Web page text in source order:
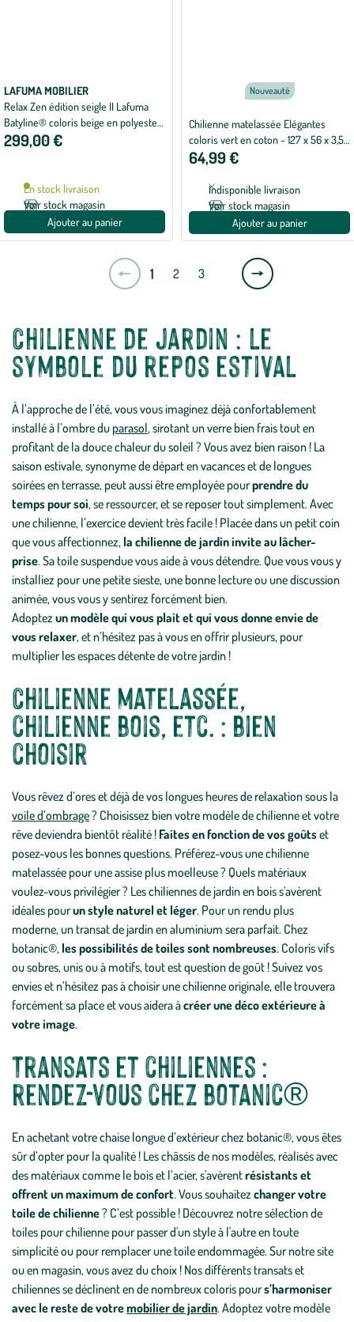
LAFUMA MOBILIER
Relax Zen édition seigle II Lafuma
Batyline® coloris beige en polyester
- 68 x 88 x 115 cm
299,00 €
En stock livraison
Voir stock magasin
Ajouter au panier
Nouveauté
Chilienne matelassée Elégantes
coloris vert en coton - 127 x 56 x 3,5
cm
64,99 €
Indisponible livraison
Voir stock magasin
Ajouter au panier
1 2 3
Page
suivante
Chilienne de jardin : le
symbole du repos estival
À l’approche de l’été, vous vous imaginez déjà confortablement
installé à l’ombre du parasol, sirotant un verre bien frais tout en
profitant de la douce chaleur du soleil ? Vous avez bien raison ! La
saison estivale, synonyme de départ en vacances et de longues
soirées en terrasse, peut aussi être employée pourprendre du
temps pour soi, se ressourcer, et se reposer tout simplement. Avec
une chilienne, l’exercice devient très facile ! Placée dans un petit coin
que vous affectionnez, la chilienne de jardin invite au lâcher-
prise. Sa toile suspendue vous aide à vous détendre. Que vous vous y
installiez pour une petite sieste, une bonne lecture ou une discussion
animée, vous vous y sentirez forcément bien.
Adoptezun modèle qui vous plait et qui vous donne envie de
vous relaxer, et n’hésitez pas à vous en offrir plusieurs, pour
multiplier les espaces détente de votre jardin !
Chilienne matelassée,
chilienne bois, etc. : bien
choisir
Vous rêvez d’ores et déjà de vos longues heures de relaxation sous la
voile d’ombrage? Choisissez bien votre modèle de chilienne et votre
rêve deviendra bientôt réalité ! Faites en fonction de vos goûtset
posez-vous les bonnes questions. Préférez-vous une chilienne
matelassée pour une assise plus moelleuse ? Quels matériaux
voulez-vous privilégier ? Les chiliennes de jardin en bois s'avèrent
idéales pourun style naturel et léger. Pour un rendu plus
moderne, un transat de jardin en aluminium sera parfait. Chez
botanic®, les possibilités de toiles sont nombreuses. Coloris vifs
ou sobres, unis ou à motifs, tout est question de goût ! Suivez vos
envies et n’hésitez pas à choisir une chilienne originale, elle trouvera
forcément sa place et vous aidera àcréer une déco extérieure à
votre image.
Transats et chiliennes :
rendez-vous chez botanic®
En achetant votre chaise longue d’extérieur chez botanic®, vous êtes
sûr d’opter pour la qualité ! Les châssis de nos modèles, réalisés avec
des matériaux comme le bois et l’acier, s'avèrentrésistants et
offrent un maximum de confort. Vous souhaitezchanger votre
toile de chilienne? C’est possible ! Découvrez notre sélection de
toiles pour chilienne pour passer d'un style à l'autre en toute
simplicité ou pour remplacer une toile endommagée. Sur notre site
ou en magasin, vous avez du choix ! Nos différents transats et
chiliennes se déclinent en de nombreux coloris pours’harmoniser
avec le reste de votremobilier de jardin. Adoptez votre modèle